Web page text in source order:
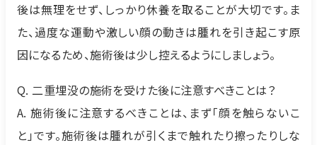
後は無理をせず、しっかり休養を取ることが大切です。ま
た、過度な運動や激しい顔の動きは腫れを引き起こす原
因になるため、施術後は少し控えるようにしましょう。
Q. 二重埋没の施術を受けた後に注意すべきことは？
A. 施術後に注意するべきことは、まず「顔を触らないこ
と」です。施術後は腫れが引くまで触れたり擦ったりしな